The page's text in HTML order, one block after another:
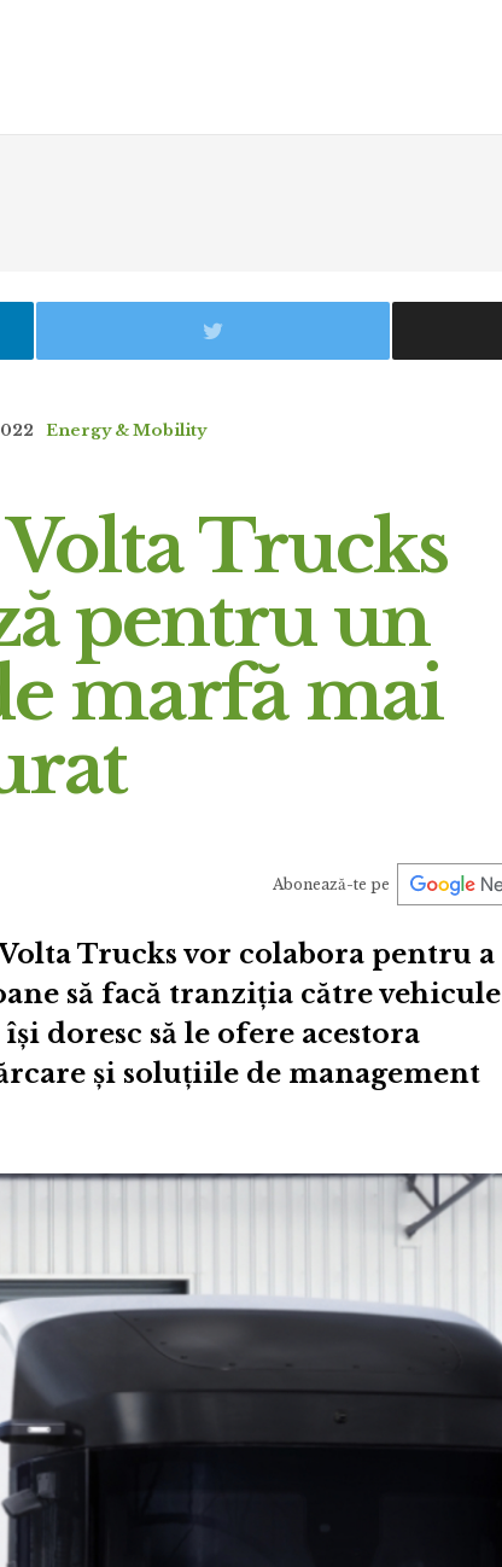
Energy & Mobility
Trucks
pentru un
marfă mai
Abonează-te pe
Trucks vor colabora pentru a
să facă tranziția către vehicule
doresc să le ofere acestora
și soluțiile de management